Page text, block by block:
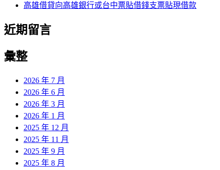
高雄借貸向高雄銀行或台中票貼借錢支票貼現借款
近期留言
彙整
2026 年 7 月
2026 年 6 月
2026 年 3 月
2026 年 1 月
2025 年 12 月
2025 年 11 月
2025 年 9 月
2025 年 8 月